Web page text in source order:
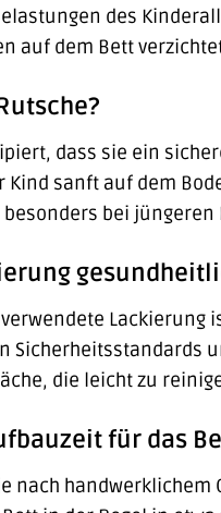
des
auf dem Bett
dass sie ein
Kind sanft auf dem
bei jüngeren
Sicherheitsstandards
die leicht zu
für das
nach